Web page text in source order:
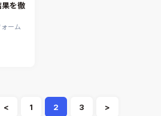
果を徹
ーム
< 1 2 3 >